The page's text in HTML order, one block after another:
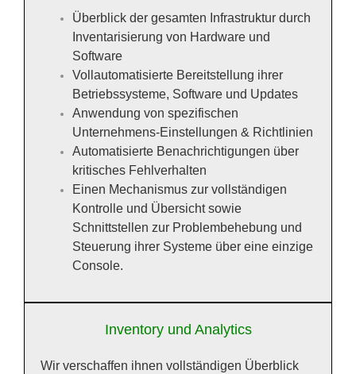
Überblick der gesamten Infrastruktur durch
Inventarisierung von Hardware und
Software
Vollautomatisierte Bereitstellung ihrer
Betriebssysteme, Software und Updates
Anwendung von spezifischen
Unternehmens-Einstellungen & Richtlinien
Automatisierte Benachrichtigungen über
kritisches Fehlverhalten
Einen Mechanismus zur vollständigen
Kontrolle und Übersicht sowie
Schnittstellen zur Problembehebung und
Steuerung ihrer Systeme über eine einzige
Console.
Inventory und Analytics
Wir verschaffen ihnen vollständigen Überblick